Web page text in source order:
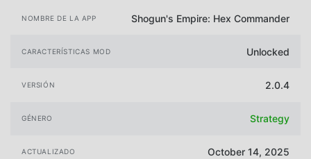
NOMBRE DE LA APP Shogun's Empire: Hex Commander
CARACTERÍSTICAS MOD Unlocked
VERSIÓN 2.0.4
GÉNERO Strategy
ACTUALIZADO October 14, 2025